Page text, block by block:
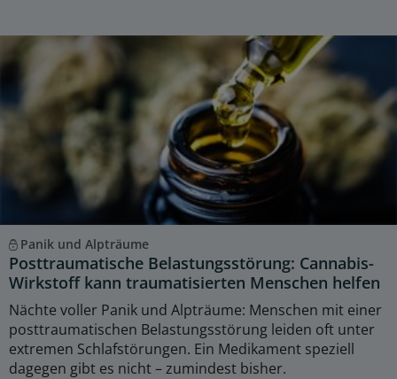
Panik und Alpträume
Posttraumatische Belastungsstörung: Cannabis-
Wirkstoff kann traumatisierten Menschen helfen
Nächte voller Panik und Alpträume: Menschen mit einer
posttraumatischen Belastungsstörung leiden oft unter
extremen Schlafstörungen. Ein Medikament speziell
dagegen gibt es nicht – zumindest bisher.